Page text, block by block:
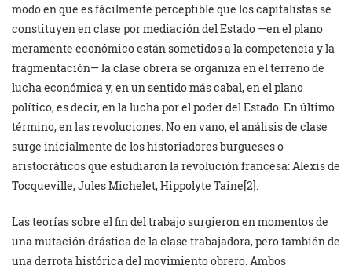
modo en que es fácilmente perceptible que los capitalistas se
constituyen en clase por mediación del Estado —en el plano
meramente económico están sometidos a la competencia y la
fragmentación— la clase obrera se organiza en el terreno de
lucha económica y, en un sentido más cabal, en el plano
político, es decir, en la lucha por el poder del Estado. En último
término, en las revoluciones. No en vano, el análisis de clase
surge inicialmente de los historiadores burgueses o
aristocráticos que estudiaron la revolución francesa: Alexis de
Tocqueville, Jules Michelet, Hippolyte Taine[2].
Las teorías sobre el fin del trabajo surgieron en momentos de
una mutación drástica de la clase trabajadora, pero también de
una derrota histórica del movimiento obrero. Ambos